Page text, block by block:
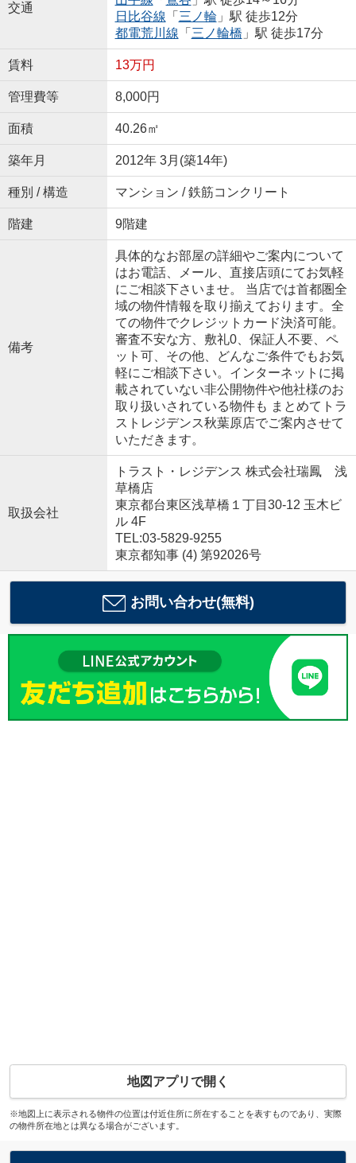
交通
日比谷線 「 三ノ輪」駅 徒歩12分
都電荒川線 「 三ノ輪橋 」駅 徒歩17分
賃料 13万円
管理費等 8,000円
面積 40.26㎡
築年月 2012年 3月(築14年)
種別 / 構造 マンション / 鉄筋コンクリート
階建 9階建
備考
具体的なお部屋の詳細やご案内について
はお電話、メール、直接店頭にてお気軽
にご相談下さいませ。 当店では首都圏全
域の物件情報を取り揃えております。全
ての物件でクレジットカード決済可能。
審査不安な方、敷礼0、保証人不要、ペ
ット可、その他、どんなご条件でもお気
軽にご相談下さい。インターネットに掲
載されていない非公開物件や他社様のお
取り扱いされている物件も まとめてトラ
ストレジデンス秋葉原店でご案内させて
いただきます。
取扱会社
トラスト・レジデンス 株式会社瑞鳳 浅
草橋店
東京都台東区浅草橋１丁目30-12 玉木ビ
ル 4F
TEL:03-5829-9255
東京都知事 (4) 第92026号
お問い合わせ(無料)
地図アプリで開く
※地図上に表示される物件の位置は付近住所に所在することを表すものであり、実際
の物件所在地とは異なる場合がございます。